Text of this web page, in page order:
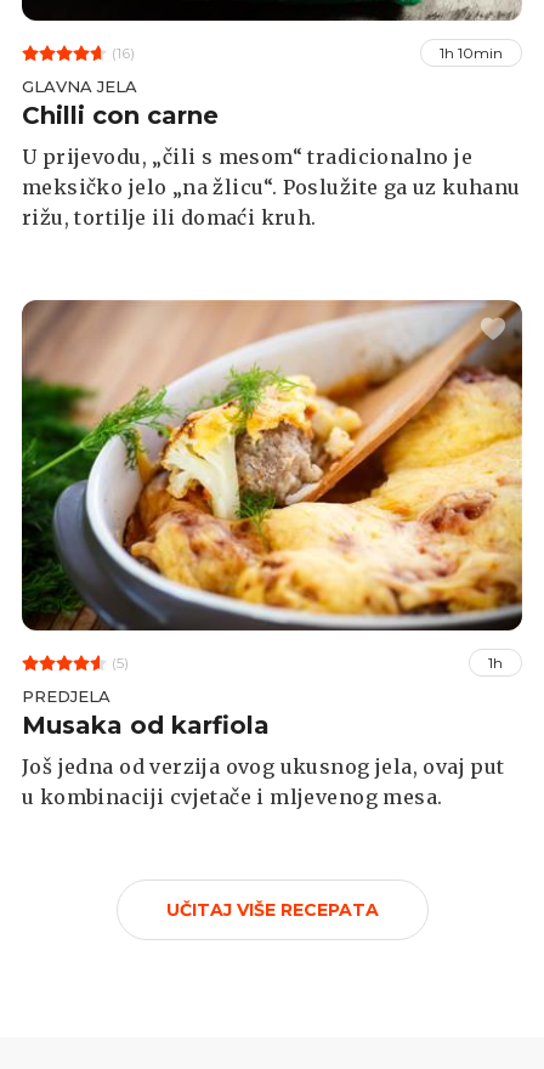
(16) 1h 10min
GLAVNA JELA
Chilli con carne
U prijevodu, „čili s mesom“ tradicionalno je
meksičko jelo „na žlicu“. Poslužite ga uz kuhanu
rižu, tortilje ili domaći kruh.
(5) 1h
PREDJELA
Musaka od karfiola
Još jedna od verzija ovog ukusnog jela, ovaj put
u kombinaciji cvjetače i mljevenog mesa.
UČITAJ VIŠE RECEPATA